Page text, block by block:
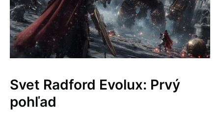
Svet Radford Evolux: Prvý
pohľad